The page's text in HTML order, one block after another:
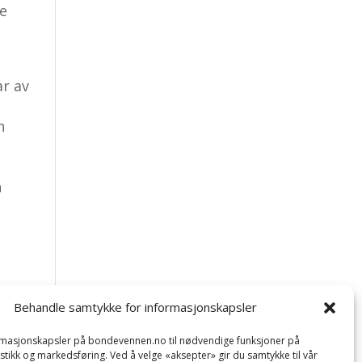
Behandle samtykke for informasjonskapsler
på bondevennen.no til nødvendige funksjoner på
og markedsføring. Ved å velge «aksepter» gir du samtykke til vår
av